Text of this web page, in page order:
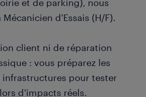
et de parking), nous
d'Essais (H/F).
client ni de réparation
: vous préparez les
infrastructures pour tester
d'impacts réels.